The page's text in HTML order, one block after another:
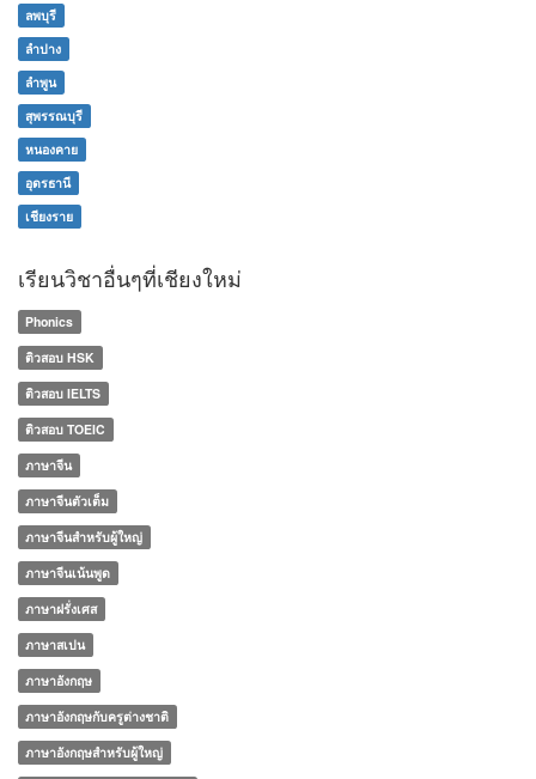
ลพบุรี
ลำปาง
ลำพูน
สุพรรณบุรี
หนองคาย
อุดรธานี
เชียงราย
เรียนวิชาอื่นๆที่เชียงใหม่
Phonics
ติวสอบ HSK
ติวสอบ IELTS
ติวสอบ TOEIC
ภาษาจีน
ภาษาจีนตัวเต็ม
ภาษาจีนสำหรับผู้ใหญ่
ภาษาจีนเน้นพูด
ภาษาฝรั่งเศส
ภาษาสเปน
ภาษาอังกฤษ
ภาษาอังกฤษกับครูต่างชาติ
ภาษาอังกฤษสำหรับผู้ใหญ่